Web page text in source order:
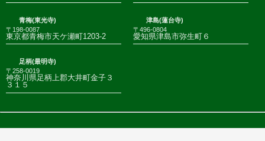
青梅(東光寺)
〒198-0087
東京都青梅市天ケ瀬町1203-2
津島(蓮台寺)
〒496-0804
愛知県津島市弥生町６
足柄(最明寺)
〒258-0019
神奈川県足柄上郡大井町金子３
３１５